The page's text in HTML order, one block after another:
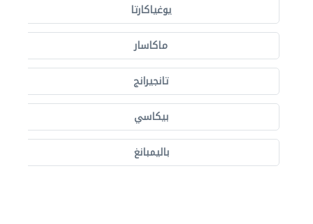
يوغياكارتا
ماكاسار
تانجيرانج
بيكاسي
باليمبانغ